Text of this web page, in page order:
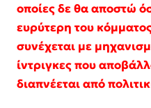
οποίες δε θα αποστώ
ευρύτερη του
συνέχεται με
ίντριγκες που
διαπνέεται από